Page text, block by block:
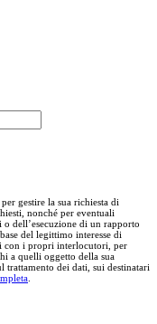
gestire la sua richiesta di
nonché per eventuali
dell’esecuzione di un rapporto
del legittimo interesse di
con i propri interlocutori, per
a quelli oggetto della sua
trattamento dei dati, sui destinatari